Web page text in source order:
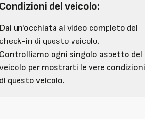
Condizioni del veicolo:
Dai un'occhiata al video completo del
check-in di questo veicolo.
Controlliamo ogni singolo aspetto del
veicolo per mostrarti le vere condizioni
di questo veicolo.